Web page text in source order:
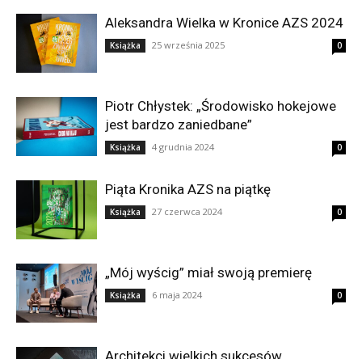
Aleksandra Wielka w Kronice AZS 2024
Książka 25 września 2025 0
Piotr Chłystek: „Środowisko hokejowe
jest bardzo zaniedbane”
Książka 4 grudnia 2024 0
Piąta Kronika AZS na piątkę
Książka 27 czerwca 2024 0
„Mój wyścig” miał swoją premierę
Książka 6 maja 2024 0
Architekci wielkich sukcesów